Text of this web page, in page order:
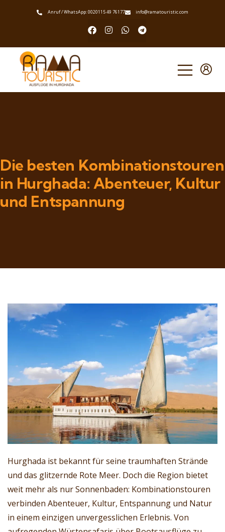
Anruf / WhatsApp: 0020115 49 76177 info@ramatouristic.com
Die besten Kombinationstouren
in Hurghada: Abenteuer, Kultur
und Entspannung
Hurghada ist bekannt für seine traumhaften Strände
und das glitzernde Rote Meer. Doch die Region bietet
weit mehr als nur Sonnenbaden: Kombinationstouren
verbinden Abenteuer, Kultur, Entspannung und Natur
in einem einzigen unvergesslichen Erlebnis. Von